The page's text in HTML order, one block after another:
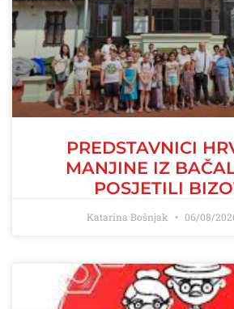
PREDSTAVNICI
MANJINE IZ
POSJETILI
Katarina Bošnjak 06/08/